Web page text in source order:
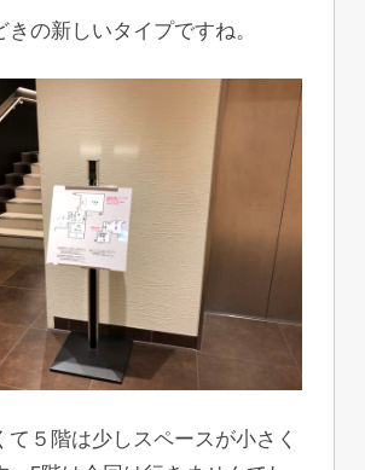
きの新しいタイプですね。
て５階は少しスペースが小さく